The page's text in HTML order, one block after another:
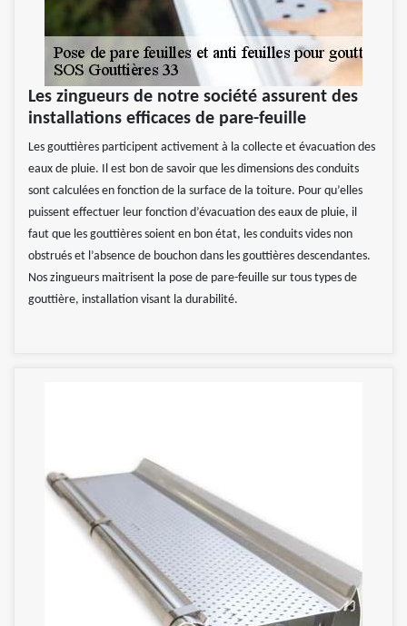
Les zingueurs de notre société assurent des
installations efficaces de pare-feuille
Les gouttières participent activement à la collecte et évacuation des
eaux de pluie. Il est bon de savoir que les dimensions des conduits
sont calculées en fonction de la surface de la toiture. Pour qu’elles
puissent effectuer leur fonction d’évacuation des eaux de pluie, il
faut que les gouttières soient en bon état, les conduits vides non
obstrués et l’absence de bouchon dans les gouttières descendantes.
Nos zingueurs maitrisent la pose de pare-feuille sur tous types de
gouttière, installation visant la durabilité.